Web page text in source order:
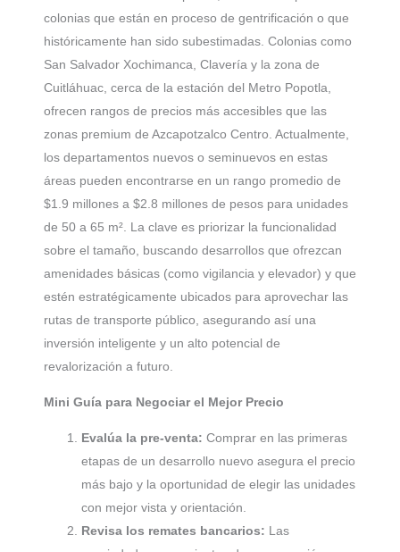
colonias que están en proceso de gentrificación o que
históricamente han sido subestimadas. Colonias como
San Salvador Xochimanca, Clavería y la zona de
Cuitláhuac, cerca de la estación del Metro Popotla,
ofrecen rangos de precios más accesibles que las
zonas premium de Azcapotzalco Centro. Actualmente,
los departamentos nuevos o seminuevos en estas
áreas pueden encontrarse en un rango promedio de
$1.9 millones a $2.8 millones de pesos para unidades
de 50 a 65 m². La clave es priorizar la funcionalidad
sobre el tamaño, buscando desarrollos que ofrezcan
amenidades básicas (como vigilancia y elevador) y que
estén estratégicamente ubicados para aprovechar las
rutas de transporte público, asegurando así una
inversión inteligente y un alto potencial de
revalorización a futuro.
Mini Guía para Negociar el Mejor Precio
Evalúa la pre-venta: Comprar en las primeras
etapas de un desarrollo nuevo asegura el precio
más bajo y la oportunidad de elegir las unidades
con mejor vista y orientación.
Revisa los remates bancarios: Las